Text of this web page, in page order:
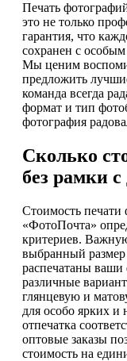
Печать
это не только
гарантия, что
сохранен с
Мы ценим
предложить
команда всегда
формат и тип
фотография
Сколько
без рамки
Стоимость печати
«ФотоПочта»
критериев.
выбранный размер
распечатаны
различные
глянцевую и
для особо ярких
отпечатка
оптовые заказы
стоимость на